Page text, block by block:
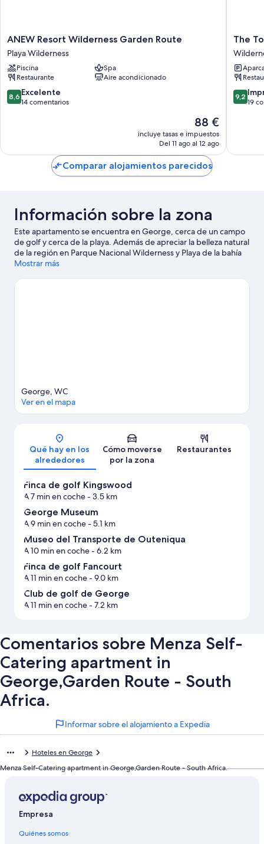
ANEW
Resort
Wilderness
Garden
Route
Playa
Wilderness
ANEW Resort Wilderness Garden Route
Playa Wilderness
Piscina
Spa
Restaurante
Aire acondicionado
8.6
sobre
8,6 Excelente
14 comentarios
El
precio
actual
de
88 €
88 €
incluye tasas e impuestos
Del 11 ago al 12 ago
The
Tops
The
9.2
sobre
9,2
19
Comparar alojamientos parecidos
Información sobre la zona
Este apartamento se encuentra en George, cerca de un campo
de golf y cerca de la playa. Además de apreciar la belleza natural
de la región en Parque Nacional Wilderness y Playa de la bahía
de Victoria, también puedes visitar lugares fundamentales para
Transporte de Outeniqua. Jardín botánico Garden Route y Van
Mostrar más
Mapa
George, WC
Ver en el mapa
Qué hay en los
alrededores
Cómo moverse
por la zona
Restaurantes
Finca de golf Kingswood
A 7 min en coche- 3.5 km
George Museum
A 9 min en coche- 5.1 km
Museo del Transporte de Outeniqua
A 10 min en coche- 6.2 km
Finca de golf Fancourt
A 11 min en coche- 9.0 km
Club de golf de George
A 11 min en coche- 7.2 km
Comentarios sobre Menza Self-
Catering apartment in
George,Garden Route - South
Africa.
Informar sobre el alojamiento a Expedia
Hoteles en George
Menza Self-Catering apartment in George,Garden Route - South Africa.
Empresa
Quiénes somos